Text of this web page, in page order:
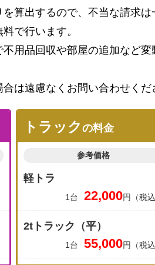
算出するので、不当な請求は
で行います。
用品回収や部屋の追加など
は遠慮なくお問い合わせくだ
トラック の料金
参考価格
軽トラ
1台 22,000円（税込
2tトラック（平）
1台 55,000円（税込